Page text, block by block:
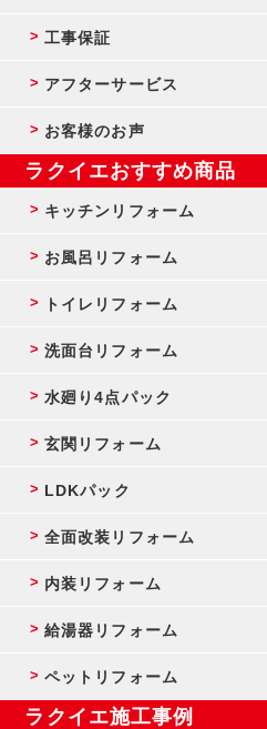
工事保証
アフターサービス
お客様のお声
ラクイエおすすめ商品
キッチンリフォーム
お風呂リフォーム
トイレリフォーム
洗面台リフォーム
水廻り4点パック
玄関リフォーム
LDKパック
全面改装リフォーム
内装リフォーム
給湯器リフォーム
ペットリフォーム
ラクイエ施工事例